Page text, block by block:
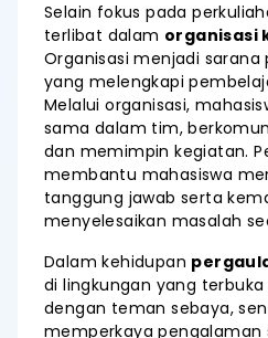
Selain fokus pada
terlibat dalam organisasi
Organisasi menjadi
yang melengkapi
Melalui organisasi,
sama dalam tim,
dan memimpin kegiatan.
membantu mahasiswa
tanggung jawab serta
menyelesaikan masalah
Dalam kehidupan
di lingkungan yang
dengan teman sebaya,
memperkaya pengalaman